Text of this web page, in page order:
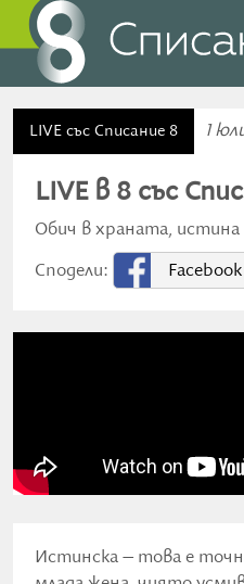
LIVE със Списание 8 1
LIVE в 8 със
Обич в храната,
Сподели:
Facebook
Истинска – това е